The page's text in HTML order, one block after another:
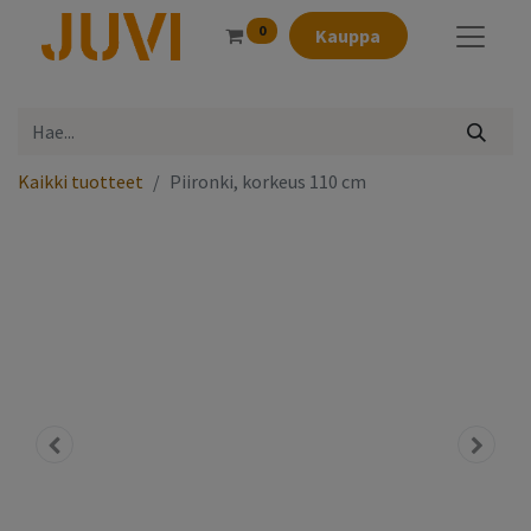
0 Kauppa
Kaikki tuotteet Piironki, korkeus 110 cm